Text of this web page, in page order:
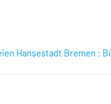
Hansestadt Bremen ;